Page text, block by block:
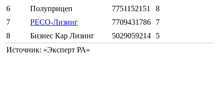
6
Полуприцеп 7751152151
8
7
РЕСО-Лизинг 7709431786
7
8
Бизнес Кар Лизинг 5029059214
5
Источник: «Эксперт РА»